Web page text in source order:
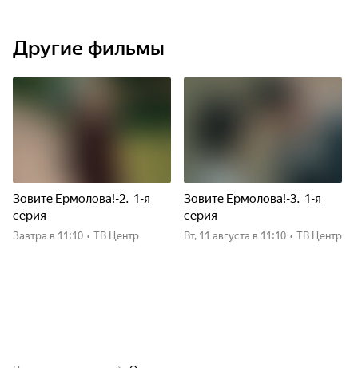
Другие фильмы
Зовите Ермолова!-2. 1-я
серия
Завтра в 11:10 • ТВ Центр
Зовите Ермолова!-3. 1-я
серия
вт, 11 августа в 11:10 • ТВ Центр